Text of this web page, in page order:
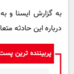
به گزارش ایسنا و
درباره این حادثه
پربیننده ترین